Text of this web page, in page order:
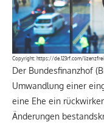
Copyright:https://de.123rf.com/
Der Bundesfinanzhof
Umwandlung einer
eine Ehe ein
Änderungen